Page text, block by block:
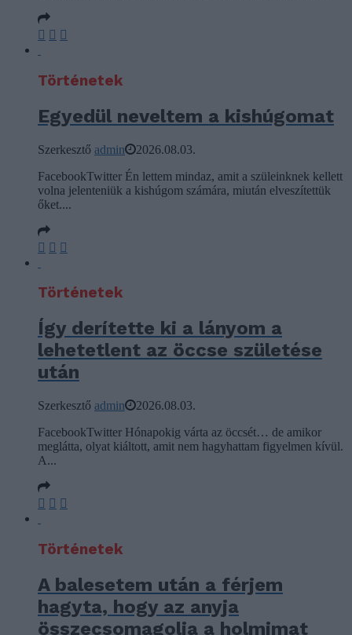
Történetek
Egyedül neveltem a kishúgomat
Szerkesztő admin
2026.08.03.
FacebookTwitter Én lettem mindaz, amit a szüleinknek kellett
volna jelenteniük a kishúgom számára, miután elveszítettük
őket....
Történetek
Így derítette ki a lányom a
lehetetlent az öccse születése
után
Szerkesztő admin
2026.08.03.
FacebookTwitter Hónapokig várta az öccsét… de amikor
meglátta, olyat kiáltott, amit nem hagyhattam figyelmen kívül.
A...
Történetek
A balesetem után a férjem
hagyta, hogy az anyja
összecsomagolja a holmimat